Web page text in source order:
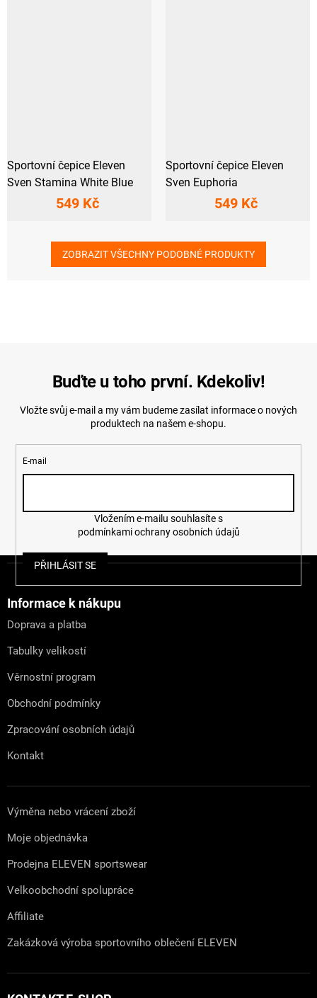
Sportovní čepice Eleven
Sven Stamina White Blue
549 Kč
Sportovní čepice Eleven
Sven Euphoria
549 Kč
ZOBRAZIT VŠECHNY PODOBNÉ PRODUKTY
Buďte u toho první. Kdekoliv!
Vložte svůj e-mail a my vám budeme zasílat informace o nových
produktech na našem e-shopu.
E-mail
podmínkami ochrany osobních údajů
PŘIHLÁSIT SE
Informace k nákupu
Doprava a platba
Tabulky velikostí
Věrnostní program
Obchodní podmínky
Zpracování osobních údajů
Kontakt
Výměna nebo vrácení zboží
Moje objednávka
Prodejna ELEVEN sportswear
Velkoobchodní spolupráce
Affiliate
Zakázková výroba sportovního oblečení ELEVEN